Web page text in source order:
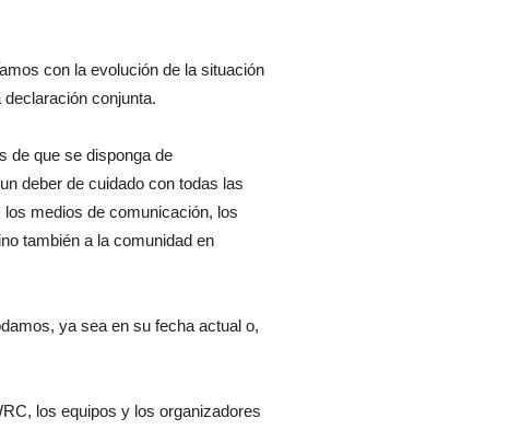
con la evolución de la situación
conjunta.
de que se disponga de
deber de cuidado con todas las
medios de comunicación, los
también a la comunidad en
ya sea en su fecha actual o,
los equipos y los organizadores